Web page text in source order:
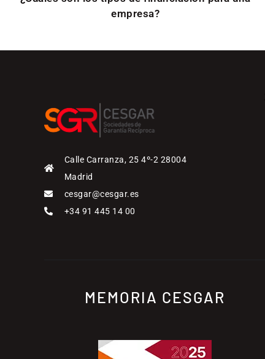
empresa?
Calle Carranza, 25 4º-2 28004
Madrid
cesgar@cesgar.es
+34 91 445 14 00
MEMORIA CESGAR